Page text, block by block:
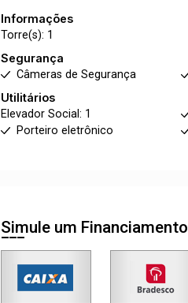
Informações
Torre(s): 1
Segurança
Câmeras de Segurança
Utilitários
Elevador Social: 1
Porteiro eletrônico
Simule um Financiamento